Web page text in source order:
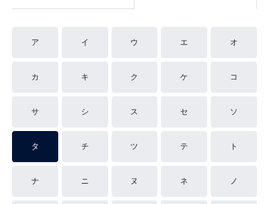
ア イ ウ エ オ
カ キ ク ケ コ
サ シ ス セ ソ
タ チ ツ テ ト
ナ ニ ヌ ネ ノ